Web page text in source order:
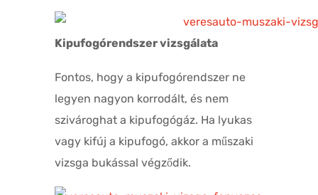
Kipufogórendszer vizsgálata
Fontos, hogy a kipufogórendszer ne
legyen nagyon korrodált, és nem
szivároghat a kipufogógáz. Ha lyukas
vagy kifúj a kipufogó, akkor a műszaki
vizsga bukással végződik.